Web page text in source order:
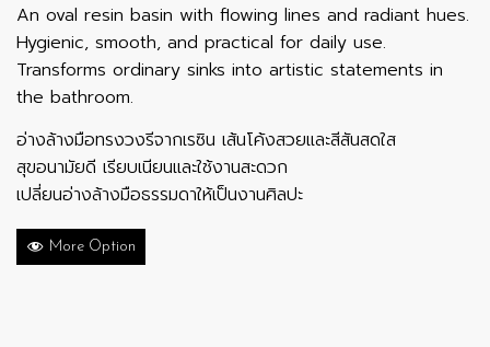
An oval resin basin with flowing lines and radiant hues.
Hygienic, smooth, and practical for daily use.
Transforms ordinary sinks into artistic statements in
the bathroom.
อ่างล้างมือทรงวงรีจากเรซิน เส้นโค้งสวยและสีสันสดใส
สุขอนามัยดี เรียบเนียนและใช้งานสะดวก
เปลี่ยนอ่างล้างมือธรรมดาให้เป็นงานศิลปะ
More Option